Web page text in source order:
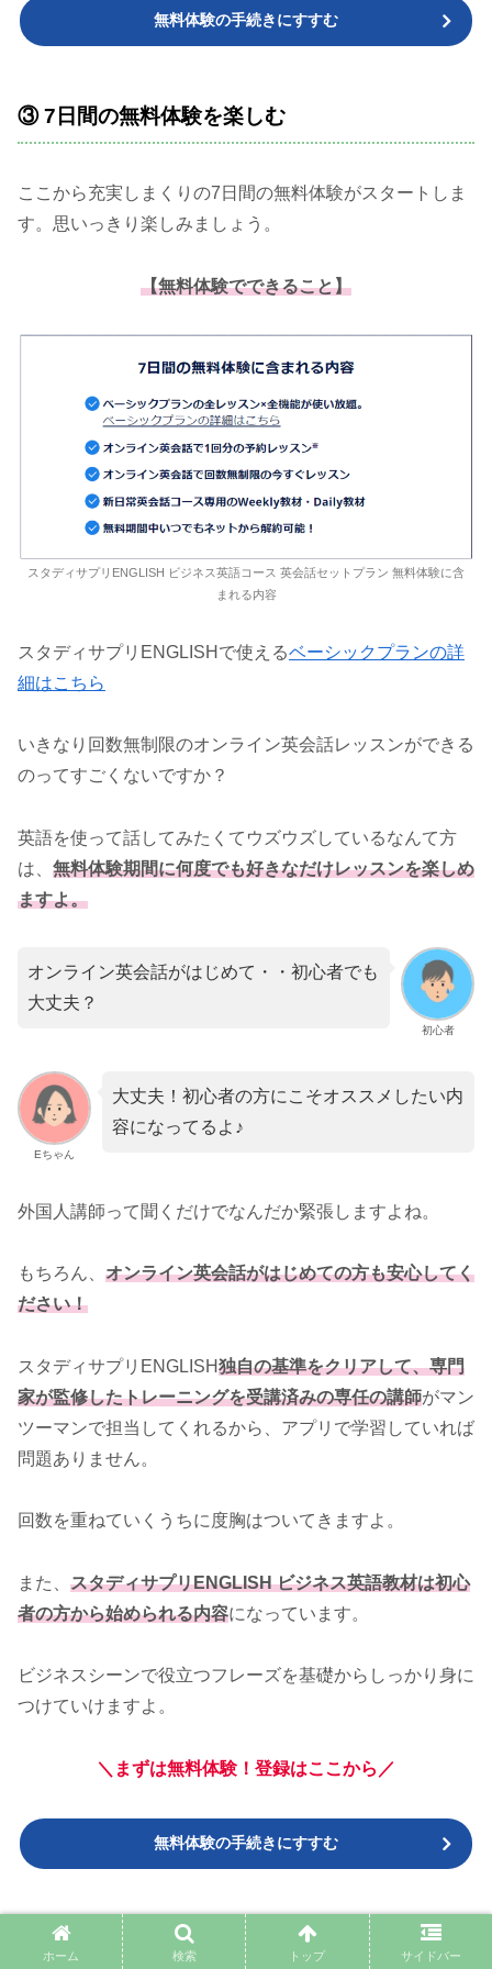
無料体験の手続きにすすむ
③ 7日間の無料体験を楽しむ
ここから充実しまくりの7日間の無料体験がスタートしま
す。思いっきり楽しみましょう。
【無料体験でできること】
スタディサプリENGLISH ビジネス英語コース 英会話セットプラン 無料体験に含
まれる内容
スタディサプリENGLISHで使えるベーシックプランの詳
細はこちら
いきなり回数無制限のオンライン英会話レッスンができる
のってすごくないですか？
英語を使って話してみたくてウズウズしているなんて方
は、 無料体験期間に何度でも好きなだけレッスンを楽しめ
ますよ。
初心者
オンライン英会話がはじめて・・初心者でも
大丈夫？
Eちゃん
大丈夫！初心者の方にこそオススメしたい内
容になってるよ♪
外国人講師って聞くだけでなんだか緊張しますよね。
もちろん、 オンライン英会話がはじめての方も安心してく
ださい！
スタディサプリENGLISH独自の基準をクリアして、専門
家が監修したトレーニングを受講済みの専任の講師がマン
ツーマンで担当してくれるから、アプリで学習していれば
問題ありません。
回数を重ねていくうちに度胸はついてきますよ。
また、 スタディサプリENGLISH ビジネス英語教材は初心
者の方から始められる内容になっています。
ビジネスシーンで役立つフレーズを基礎からしっかり身に
つけていけますよ。
＼まずは無料体験！登録はここから／
無料体験の手続きにすすむ
④このまま継続？それとも解約？
ホーム 検索 トップ サイドバー